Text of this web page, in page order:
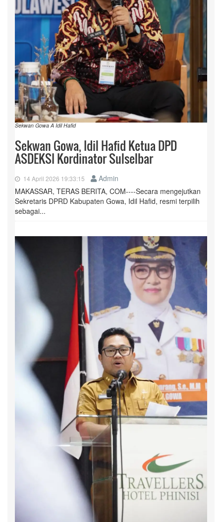
Sekwan Gowa A Idil Hafid
Sekwan Gowa, Idil Hafid Ketua DPD
ASDEKSI Kordinator Sulselbar
14 April 2026 19:33:15
Admin
MAKASSAR, TERAS BERITA, COM----Secara mengejutkan
Sekretaris DPRD Kabupaten Gowa, Idil Hafid, resmi terpilih
sebagai...